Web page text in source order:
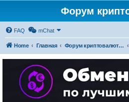
Форум
FAQ mChat
Home Главная Форум криптовалют українською